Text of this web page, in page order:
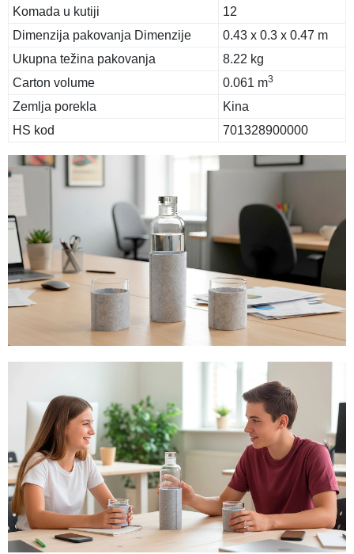
Komada u kutiji
12
Dimenzija pakovanja Dimenzije
0.43 x 0.3 x 0.47 m
Ukupna težina pakovanja
8.22 kg
Carton volume
0.061 m3
Zemlja porekla
Kina
HS kod
701328900000